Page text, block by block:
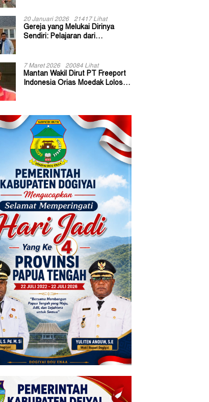
20 Januari 2026 21417 Lihat
Gereja yang Melukai Dirinya
Sendiri: Pelajaran dari
7 Maret 2026 20084 Lihat
Mantan Wakil Dirut PT Freeport
Indonesia Orias Moedak Lolos